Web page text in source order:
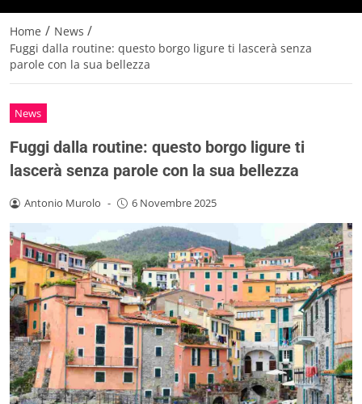
Home / News /
Fuggi dalla routine: questo borgo ligure ti lascerà senza
parole con la sua bellezza
News
Fuggi dalla routine: questo borgo ligure ti
lascerà senza parole con la sua bellezza
Antonio Murolo - 6 Novembre 2025